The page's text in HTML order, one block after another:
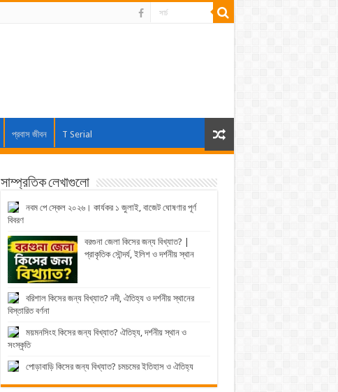
প্রবাস জীবন T Serial
সাম্প্রতিক লেখাগুলো
নবম পে স্কেল ২০২৬। কার্যকর ১ জুলাই, বাজেট ঘোষণার পূর্ণ
বিবরণ
বরগুনা জেলা কিসের জন্য বিখ্যাত? |
প্রাকৃতিক সৌন্দর্য, ইলিশ ও দর্শনীয় স্থান
বরিশাল কিসের জন্য বিখ্যাত? নদী, ঐতিহ্য ও দর্শনীয় স্থানের
বিস্তারিত বর্ণনা
ময়মনসিংহ কিসের জন্য বিখ্যাত? ঐতিহ্য, দর্শনীয় স্থান ও
সংস্কৃতি
পোড়াবাড়ি কিসের জন্য বিখ্যাত? চমচমের ইতিহাস ও ঐতিহ্য